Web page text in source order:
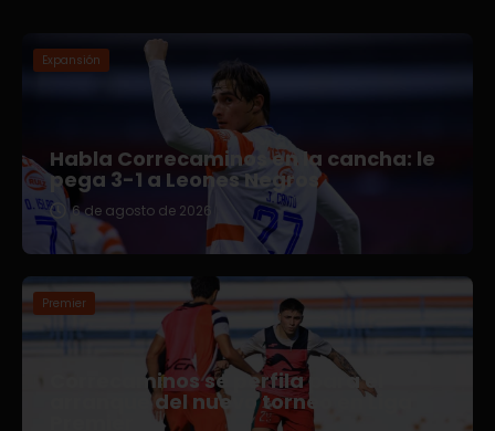
Expansión
Habla Correcaminos en la cancha: le
pega 3-1 a Leones Negros
6 de agosto de 2026
Premier
Correcaminos se perfila para el
arranque del nuevo torneo en Liga